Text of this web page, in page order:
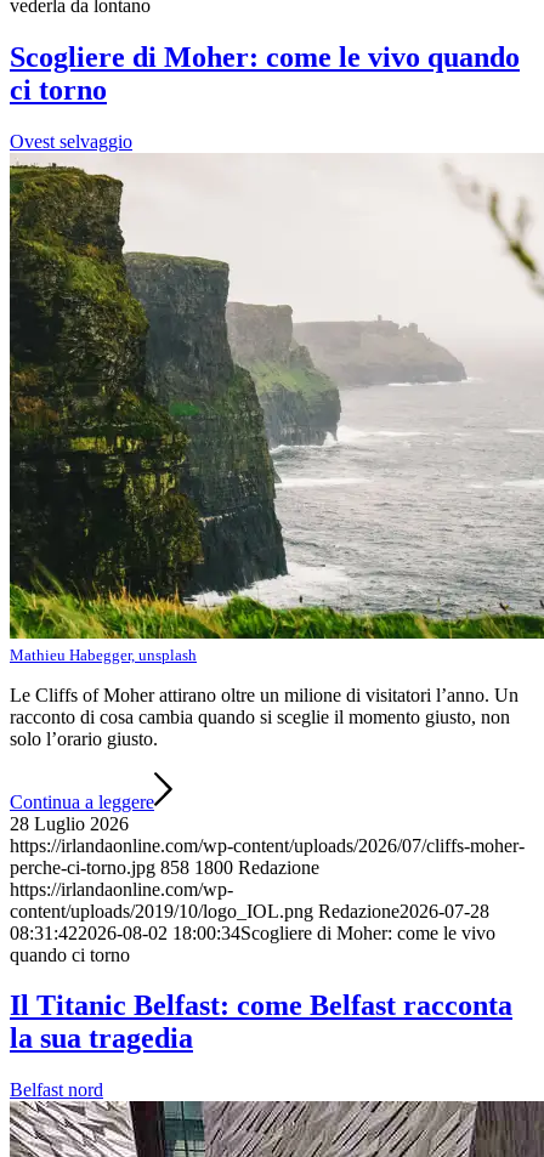
vederla da lontano
Scogliere di Moher: come le vivo quando
ci torno
Ovest selvaggio
Mathieu Habegger, unsplash
Le Cliffs of Moher attirano oltre un milione di visitatori l’anno. Un
racconto di cosa cambia quando si sceglie il momento giusto, non
solo l’orario giusto.
Continua a leggere
28 Luglio 2026
https://irlandaonline.com/wp-content/uploads/2026/07/cliffs-moher-
perche-ci-torno.jpg 858 1800 Redazione
https://irlandaonline.com/wp-
content/uploads/2019/10/logo_IOL.png Redazione2026-07-28
08:31:422026-08-02 18:00:34Scogliere di Moher: come le vivo
quando ci torno
Il Titanic Belfast: come Belfast racconta
la sua tragedia
Belfast nord